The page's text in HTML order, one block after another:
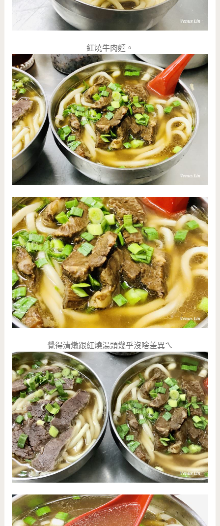
紅燒牛肉麵。
覺得清燉跟紅燒湯頭幾乎沒啥差異ㄟ